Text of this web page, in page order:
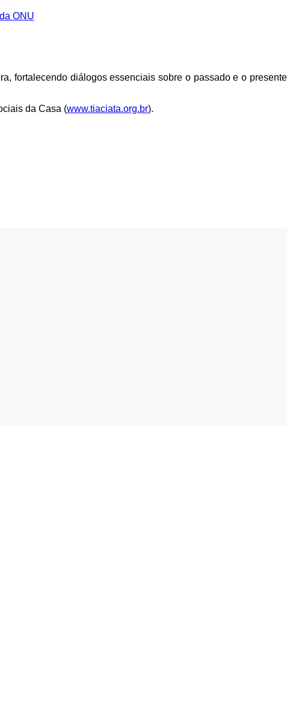
ONU
fortalecendo diálogos essenciais sobre o passado e o presente
da Casa (www.tiaciata.org.br).